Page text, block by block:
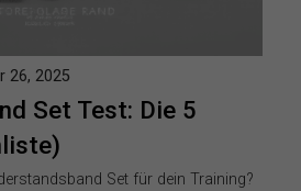
Set Test: Die 5
26, 2025
Set für dein Training?